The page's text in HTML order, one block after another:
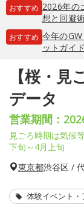
おすすめ 2026年の
想と回避
おすすめ 今年の
ットガイド
【桜・
データ
営業期間：
見ごろ時期は気候
下旬～4月上旬
東京都渋谷区 /
体験イベント・